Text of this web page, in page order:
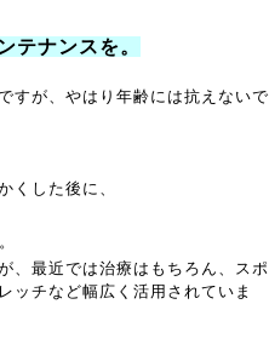
テナンスを。
すが、やはり年齢には抗えないで
くした後に、
、最近では治療はもちろん、スポ
ッチなど幅広く活用されていま